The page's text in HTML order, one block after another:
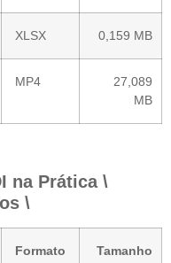
XLSX 0,159 MB
MP4
27,089
MB
na Prática \
\
Formato Tamanho